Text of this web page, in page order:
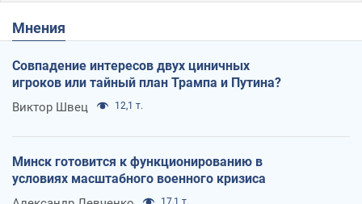
Мнения
Совпадение интересов двух циничных
игроков или тайный план Трампа и Путина?
Виктор Швец 12,1 т.
Минск готовится к функционированию в
условиях масштабного военного кризиса
17,1 т.